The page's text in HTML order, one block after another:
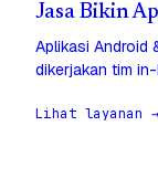
Jasa Bikin
Aplikasi Android
dikerjakan tim
Lihat layanan →